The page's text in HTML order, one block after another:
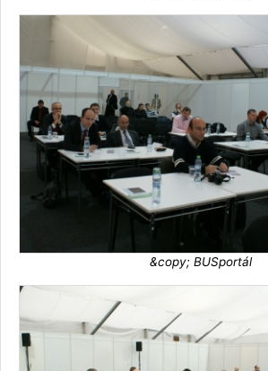
&copy; BUSportál